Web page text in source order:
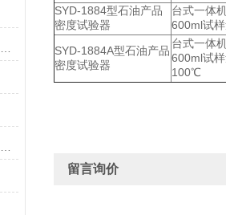
SYD-1884型石油产品
密度试验器
台式一体
600ml试
SYD-1884A型石油产品
密度试验器
台式一体
600ml试
100℃
留言询价